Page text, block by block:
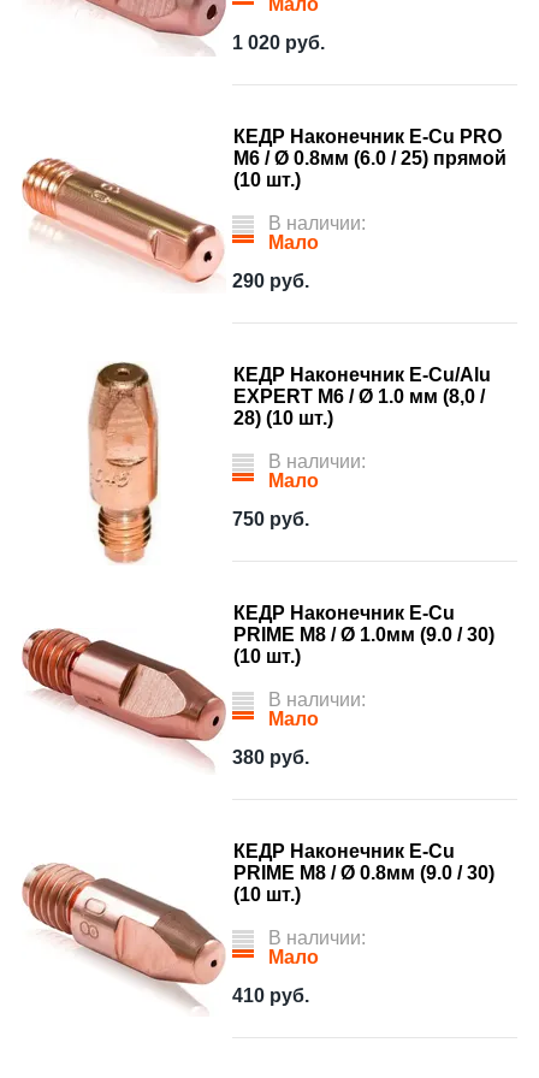
Мало
1 020 руб.
КЕДР Наконечник E-Cu PRO
М6 / Ø 0.8мм (6.0 / 25) прямой
(10 шт.)
В наличии:
Мало
290 руб.
КЕДР Наконечник E-Cu/Alu
EXPERT М6 / Ø 1.0 мм (8,0 /
28) (10 шт.)
В наличии:
Мало
750 руб.
КЕДР Наконечник E-Cu
PRIME М8 / Ø 1.0мм (9.0 / 30)
(10 шт.)
В наличии:
Мало
380 руб.
КЕДР Наконечник E-Cu
PRIME М8 / Ø 0.8мм (9.0 / 30)
(10 шт.)
В наличии:
Мало
410 руб.